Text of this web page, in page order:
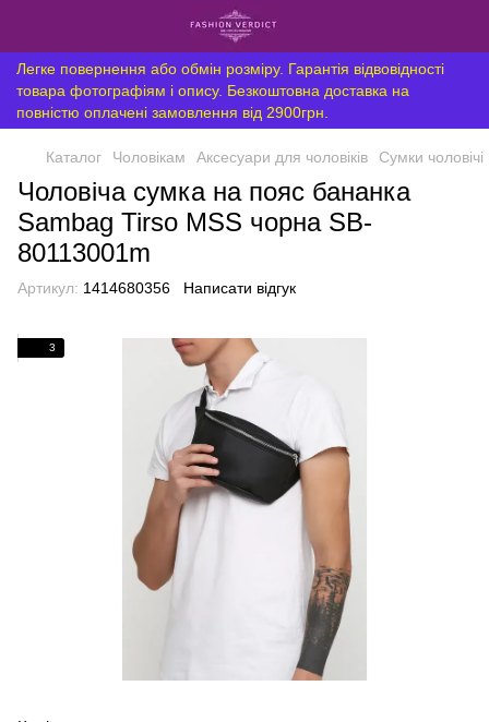
Легке повернення або обмін розміру. Гарантія відвовідності
товара фотографіям і опису. Безкоштовна доставка на
повністю оплачені замовлення від 2900грн.
Каталог Чоловікам Аксесуари для чоловіків Сумки чоловічі
Чоловіча сумка на пояс бананка
Sambag Tirso MSS чорна SB-
80113001m
Артикул: 1414680356 Написати відгук
3